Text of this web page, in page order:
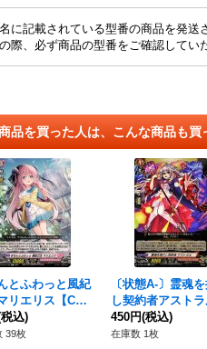
に記載されている型番の商品を発送
際、必ず商品の型番をご確認してい
品を買った人は、こんな商品も買
とふわっと風紀
リエリス【C】
068}《リ
モナステリオ》
込)
39枚
〔状態A-〕霊魂
し契約者アスト
【C】{D-TB06/054}
《モンスタースト
450円(税込)
在庫数 1枚